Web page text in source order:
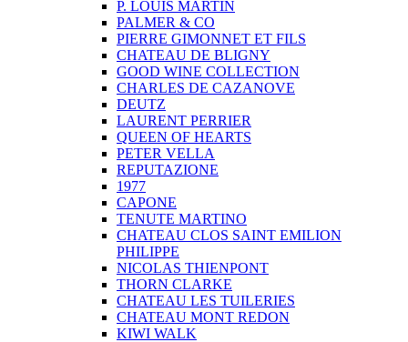
P. LOUIS MARTIN
PALMER & CO
PIERRE GIMONNET ET FILS
CHATEAU DE BLIGNY
GOOD WINE COLLECTION
CHARLES DE CAZANOVE
DEUTZ
LAURENT PERRIER
QUEEN OF HEARTS
PETER VELLA
REPUTAZIONE
1977
CAPONE
TENUTE MARTINO
CHATEAU CLOS SAINT EMILION
PHILIPPE
NICOLAS THIENPONT
THORN CLARKE
CHATEAU LES TUILERIES
CHATEAU MONT REDON
KIWI WALK